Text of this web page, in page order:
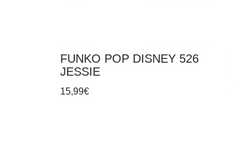
FUNKO POP DISNEY 526
JESSIE
15,99€